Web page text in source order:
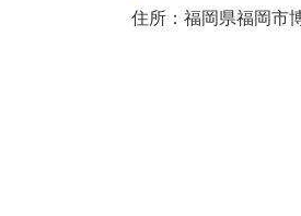
住所：福岡県福岡市